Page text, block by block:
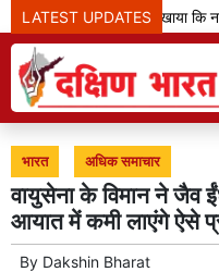
LATEST UPDATES
'ऑपरेशन सिंदूर' ने दिखाया कि
भारत अधिक समाचार
वायुसेना के विमान ने
आयात में कमी लाएंगे ऐसे
By Dakshin Bharat